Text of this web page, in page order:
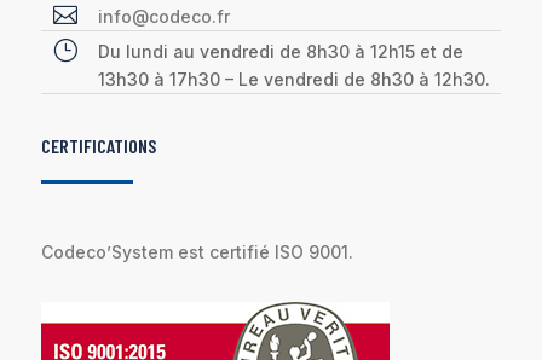
 info@codeco.fr
}
Du lundi au vendredi de 8h30 à 12h15 et de
13h30 à 17h30 – Le vendredi de 8h30 à 12h30.
CERTIFICATIONS
Codeco’System est certifié ISO 9001.